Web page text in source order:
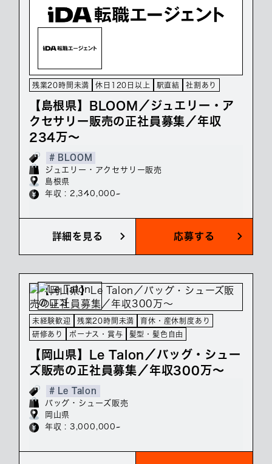
残業20時間未満 休日120日以上 駅直結 社割あり
【島根県】BLOOM／ジュエリー・ア
クセサリー販売の正社員募集／年収
234万～
# BLOOM
ジュエリー・アクセサリー販売
島根県
年収 : 2,340,000~
詳細を見る 応募する
未経験歓迎 残業20時間未満
育休・産休制度あり
研修あり
ボーナス・賞与 髪型・髪色自由
【岡山県】Le Talon／バッグ・シュー
ズ販売の正社員募集／年収300万～
# Le Talon
バッグ・シューズ販売
岡山県
年収 : 3,000,000~